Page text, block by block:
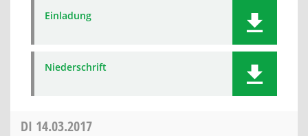
Einladung
Niederschrift
DI 14.03.2017